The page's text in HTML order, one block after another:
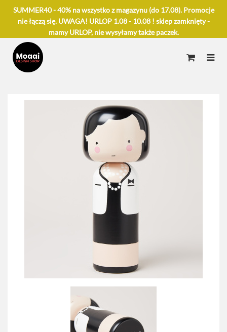
SUMMER40 - 40% na wszystko z magazynu (do 17.08). Promocje
nie łączą się. UWAGA! URLOP 1.08 - 10.08 ! sklep zamknięty -
mamy URLOP, nie wysyłamy także paczek.